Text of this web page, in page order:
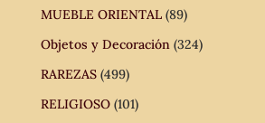
MUEBLE ORIENTAL (89)
Objetos y Decoración (324)
RAREZAS (499)
RELIGIOSO (101)